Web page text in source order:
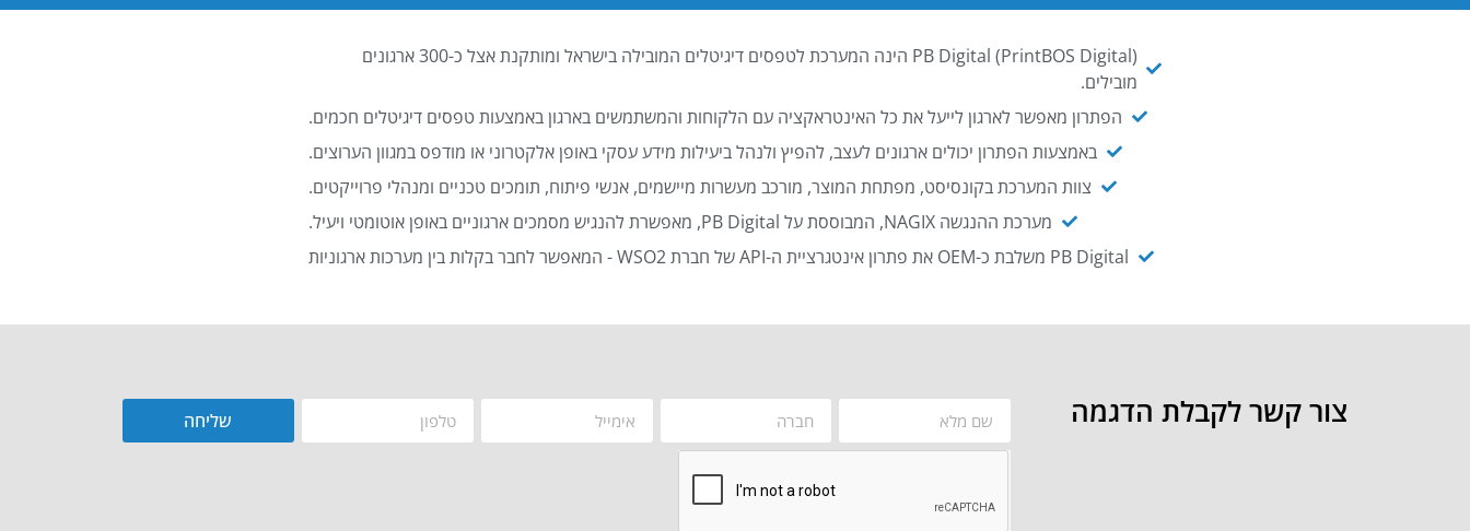
PB Digital (PrintBOS Digital) הינה המערכת לטפסים דיגיטלים המובילה בישראל ומותקנת אצל כ-300 ארגונים
מובילים.
הפתרון מאפשר לארגון לייעל את כל האינטראקציה עם הלקוחות והמשתמשים בארגון באמצעות טפסים דיגיטלים חכמים.
באמצעות הפתרון יכולים ארגונים לעצב, להפיץ ולנהל ביעילות מידע עסקי באופן אלקטרוני או מודפס במגוון הערוצים.
צוות המערכת בקונסיסט, מפתחת המוצר, מורכב מעשרות מיישמים, אנשי פיתוח, תומכים טכניים ומנהלי פרוייקטים.
מערכת ההנגשה NAGIX, המבוססת על PB Digital, מאפשרת להנגיש מסמכים ארגוניים באופן אוטומטי ויעיל.
PB Digital משלבת כ-OEM את פתרון אינטגרציית ה-API של חברת WSO2 - המאפשר לחבר בקלות בין מערכות ארגוניות
צור קשר לקבלת הדגמה שליחה